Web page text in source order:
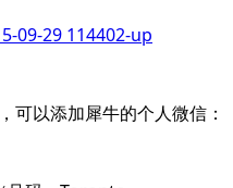
以添加犀牛的个人微信：